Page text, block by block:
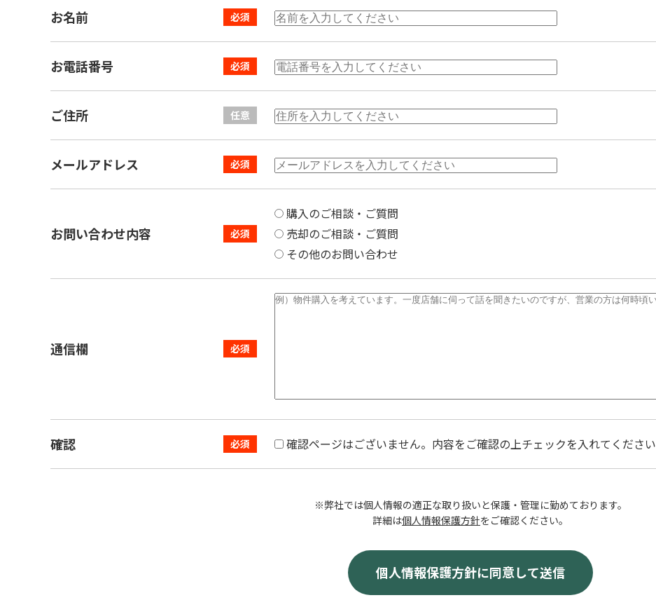
お名前
お電話番号
ご住所
メールアドレス
お問い合わせ内容
購入のご相談・ご質問
売却のご相談・ご質問
その他のお問い合わせ
通信欄
確認 確認ページはございません。内容をご確認の上チェックを入れてください
※弊社では個人情報の適正な取り扱いと保護・管理に勤めております。
詳細は個人情報保護方針をご確認ください。